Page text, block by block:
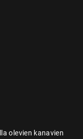
olevien kanavien